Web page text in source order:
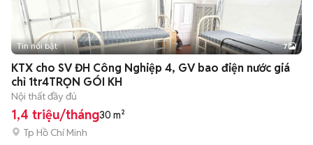
+2
Tin nổi bật 7
KTX cho SV ĐH Công Nghiệp 4, GV bao điện nước giá
chỉ 1tr4TRỌN GÓI KH
Nội thất đầy đủ
1,4 triệu/tháng30 m²
Tp Hồ Chí Minh